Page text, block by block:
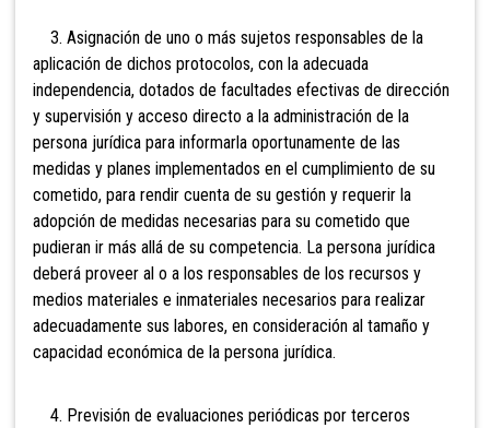
3. Asignación de uno o más sujetos responsables de la
aplicación de dichos protocolos, con la adecuada
independencia, dotados de facultades efectivas de dirección
y supervisión y acceso directo a la administración de la
persona jurídica para informarla oportunamente de las
medidas y planes implementados en el cumplimiento de su
cometido, para rendir cuenta de su gestión y requerir la
adopción de medidas necesarias para su cometido que
pudieran ir más allá de su competencia. La persona jurídica
deberá proveer al o a los responsables de los recursos y
medios materiales e inmateriales necesarios para realizar
adecuadamente sus labores, en consideración al tamaño y
capacidad económica de la persona jurídica.
4. Previsión de evaluaciones periódicas por terceros